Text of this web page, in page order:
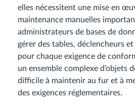
elles nécessitent une mise en
maintenance manuelles
administrateurs de bases de
gérer des tables, déclencheurs
pour chaque exigence de
un ensemble complexe d’objets
difficile à maintenir au fur et à
des exigences réglementaires.